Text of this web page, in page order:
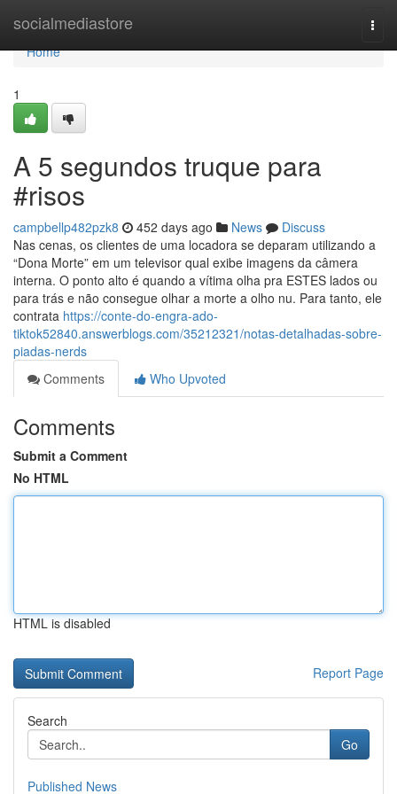
socialmediastore
Home
Home
1
A 5 segundos truque para
#risos
campbellp482pzk8 452 days ago News
Discuss
Nas cenas, os clientes de uma locadora se deparam utilizando a
“Dona Morte” em um televisor qual exibe imagens da câmera
interna. O ponto alto é quando a vítima olha pra ESTES lados ou
para trás e não consegue olhar a morte a olho nu. Para tanto, ele
contrata https://conte-do-engra-ado-
tiktok52840.answerblogs.com/35212321/notas-detalhadas-sobre-
piadas-nerds
Comments
Who Upvoted
Comments
Submit a Comment
No HTML
HTML is disabled
Report Page
Search
Go
Published News